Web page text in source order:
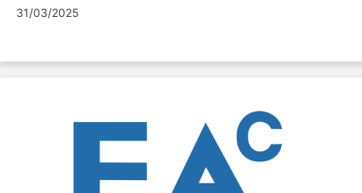
31/03/2025